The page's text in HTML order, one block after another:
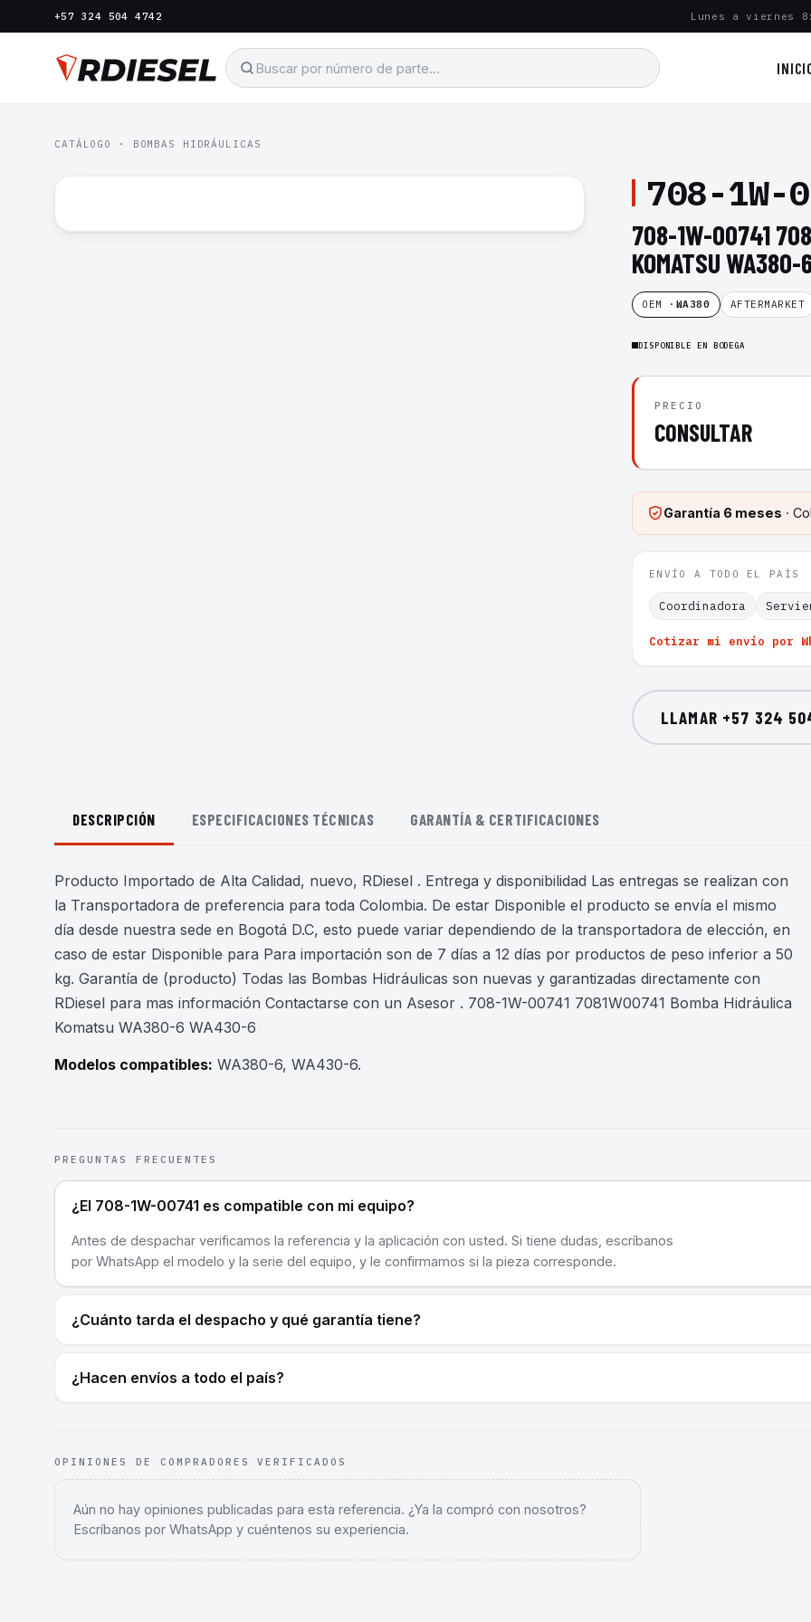
+57 324 504 4742 Lunes a viernes
CATÁLOGO · BOMBAS HIDRÁULICAS
708-1W-
708-1W-00741
KOMATSU
OEM · WA380 AFTERMARKET
DISPONIBLE EN BODEGA
PRECIO
CONSULTAR
Garantía 6 meses ·
ENVÍO A TODO EL PAÍS
Coordinadora
Cotizar mi envío por
LLAMAR +57 324
DESCRIPCIÓN ESPECIFICACIONES TÉCNICAS GARANTÍA & CERTIFICACIONES
Producto Importado de Alta Calidad, nuevo, RDiesel . Entrega y disponibilidad Las entregas se realizan con
la Transportadora de preferencia para toda Colombia. De estar Disponible el producto se envía el mismo
día desde nuestra sede en Bogotá D.C, esto puede variar dependiendo de la transportadora de elección, en
caso de estar Disponible para Para importación son de 7 días a 12 días por productos de peso inferior a 50
kg. Garantía de (producto) Todas las Bombas Hidráulicas son nuevas y garantizadas directamente con
RDiesel para mas información Contactarse con un Asesor . 708-1W-00741 7081W00741 Bomba Hidráulica
Komatsu WA380-6 WA430-6
Modelos compatibles: WA380-6, WA430-6.
PREGUNTAS FRECUENTES
¿El 708-1W-00741 es compatible con mi equipo?
Antes de despachar verificamos la referencia y la aplicación con usted. Si tiene dudas, escríbanos
por WhatsApp el modelo y la serie del equipo, y le confirmamos si la pieza corresponde.
¿Cuánto tarda el despacho y qué garantía tiene?
¿Hacen envíos a todo el país?
OPINIONES DE COMPRADORES VERIFICADOS
Aún no hay opiniones publicadas para esta referencia. ¿Ya la compró con nosotros?
Escríbanos por WhatsApp y cuéntenos su experiencia.